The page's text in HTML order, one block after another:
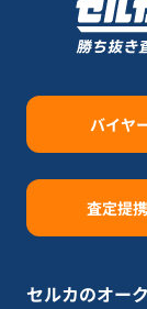
バイヤ
査定提
セルカのオー